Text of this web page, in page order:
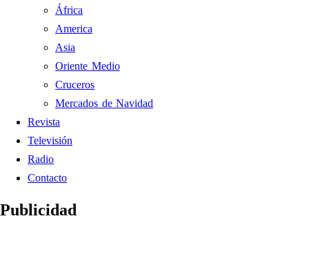
África
America
Asia
Oriente Medio
Cruceros
Mercados de Navidad
Revista
Televisión
Radio
Contacto
Publicidad